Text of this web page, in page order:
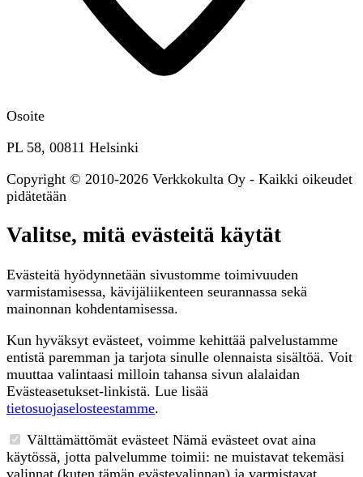
Osoite
PL 58, 00811 Helsinki
Copyright © 2010-2026 Verkkokulta Oy - Kaikki oikeudet
pidätetään
Valitse, mitä evästeitä käytät
Evästeitä hyödynnetään sivustomme toimivuuden
varmistamisessa, kävijäliikenteen seurannassa sekä
mainonnan kohdentamisessa.
Kun hyväksyt evästeet, voimme kehittää palvelustamme
entistä paremman ja tarjota sinulle olennaista sisältöä. Voit
muuttaa valintaasi milloin tahansa sivun alalaidan
Evästeasetukset-linkistä. Lue lisää
tietosuojaselosteestamme.
Välttämättömät evästeet Nämä evästeet ovat aina
käytössä, jotta palvelumme toimii: ne muistavat tekemäsi
valinnat (kuten tämän evästevalinnan) ja varmistavat